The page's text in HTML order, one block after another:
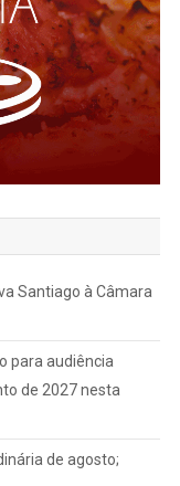
Santiago à Câmara
para audiência
de 2027 nesta
de agosto;